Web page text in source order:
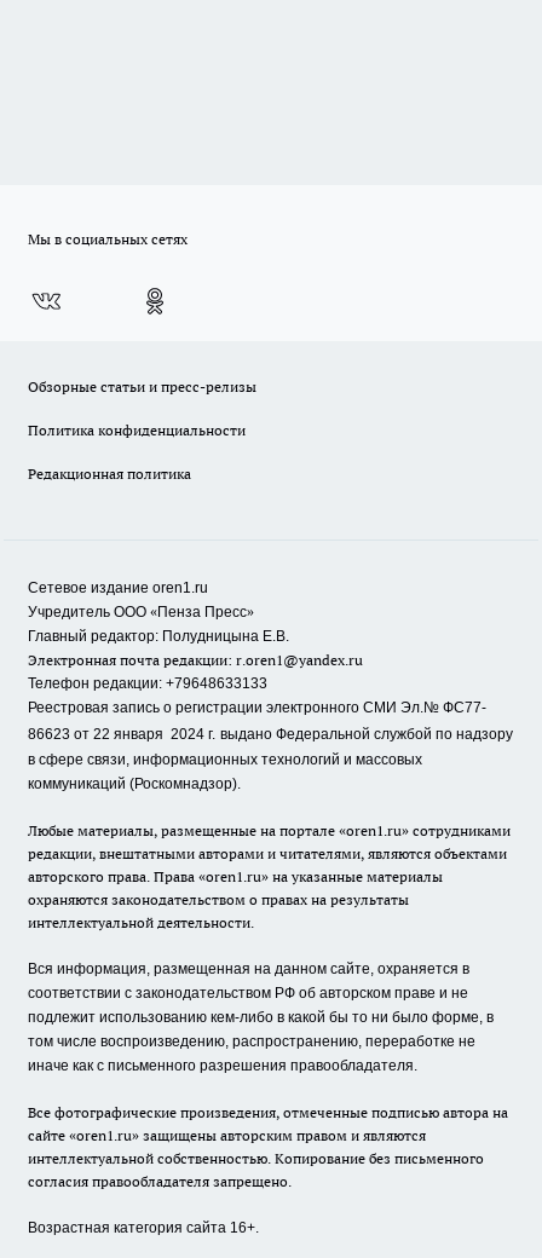
Мы в социальных сетях
Обзорные статьи и пресс-релизы
Политика конфиденциальности
Редакционная политика
Сетевое издание oren1.ru
Учредитель ООО «Пенза Пресс»
Главный редактор: Полудницына Е.В.
Электронная почта редакции: r.oren1@yandex.ru
Телефон редакции: +79648633133
Реестровая запись о регистрации электронного СМИ Эл.№ ФС77-
86623 от 22 января 2024 г. выдано Федеральной службой по надзору
в сфере связи, информационных технологий и массовых
коммуникаций (Роскомнадзор).
Любые материалы, размещенные на портале «oren1.ru» сотрудниками
редакции, внештатными авторами и читателями, являются объектами
авторского права. Права «oren1.ru» на указанные материалы
охраняются законодательством о правах на результаты
интеллектуальной деятельности.
Вся информация, размещенная на данном сайте, охраняется в
соответствии с законодательством РФ об авторском праве и не
подлежит использованию кем-либо в какой бы то ни было форме, в
том числе воспроизведению, распространению, переработке не
иначе как с письменного разрешения правообладателя.
Все фотографические произведения, отмеченные подписью автора на
сайте «oren1.ru» защищены авторским правом и являются
интеллектуальной собственностью. Копирование без письменного
согласия правообладателя запрещено.
Возрастная категория сайта 16+.